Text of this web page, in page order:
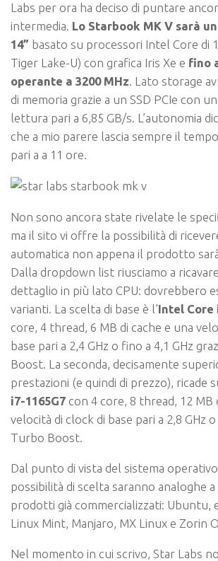
Labs per ora ha deciso di puntare
intermedia. Lo Starbook MK V sarà
14” basato su processori Intel Core di
Tiger Lake-U) con grafica Iris Xe e fino
operante a 3200 MHz. Lato storage
di memoria grazie a un SSD PCIe con
lettura pari a 6,85 GB/s. L’autonomia
che a mio parere lascia sempre il
pari a a 11 ore.
Non sono ancora state rivelate le
ma il sito vi offre la possibilità di
automatica non appena il prodotto
Dalla dropdown list riusciamo a
dettaglio in più lato CPU: dovrebbero
varianti. La scelta di base è l’Intel Core
core, 4 thread, 6 MB di cache e una
base pari a 2,4 GHz o fino a 4,1 GHz
Boost. La seconda, decisamente
prestazioni (e quindi di prezzo), ricade
i7-1165G7 con 4 core, 8 thread, 12 MB
velocità di clock di base pari a 2,8 GHz
Turbo Boost.
Dal punto di vista del sistema
possibilità di scelta saranno analoghe
prodotti già commercializzati: Ubuntu,
Linux Mint, Manjaro, MX Linux e Zorin
Nel momento in cui scrivo, Star Labs